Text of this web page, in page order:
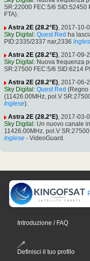
SR:22000 FEC:5/6 SID:52450
FTA).
Astra 2E (28.2°E), 2017-10-
Sky Digital : Quest Red ha
PID:2335/2337 nar,2336
Astra 2E (28.2°E), 2017-09-
Sky Digital : Nuova frequenza
SR:27500 FEC:5/6 SID:6214
Astra 2E (28.2°E), 2017-06-
Sky Digital : Quest Red (Regno
(11426.00MHz, pol.V
Inglese).
Astra 2E (28.2°E), 2017-03-
Sky Digital : Un nuovo canale
11426.00MHz, pol.V
Inglese - VideoGuard.
Introduzione / FAQ
Definisci il tuo profilo